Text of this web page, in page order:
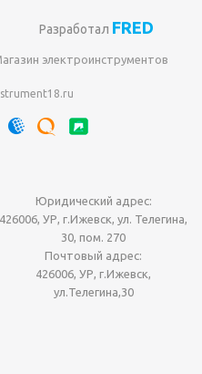
Разработал FRED
электроинструментов
Юридический адрес:
426006, УР, г.Ижевск, ул. Телегина,
30, пом. 270
Почтовый адрес:
426006, УР, г.Ижевск,
ул.Телегина,30